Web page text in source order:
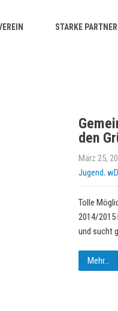
STARKE PARTNER
den
März 25,
Jugend,
Tolle
2014/2015
und sucht
Mehr...